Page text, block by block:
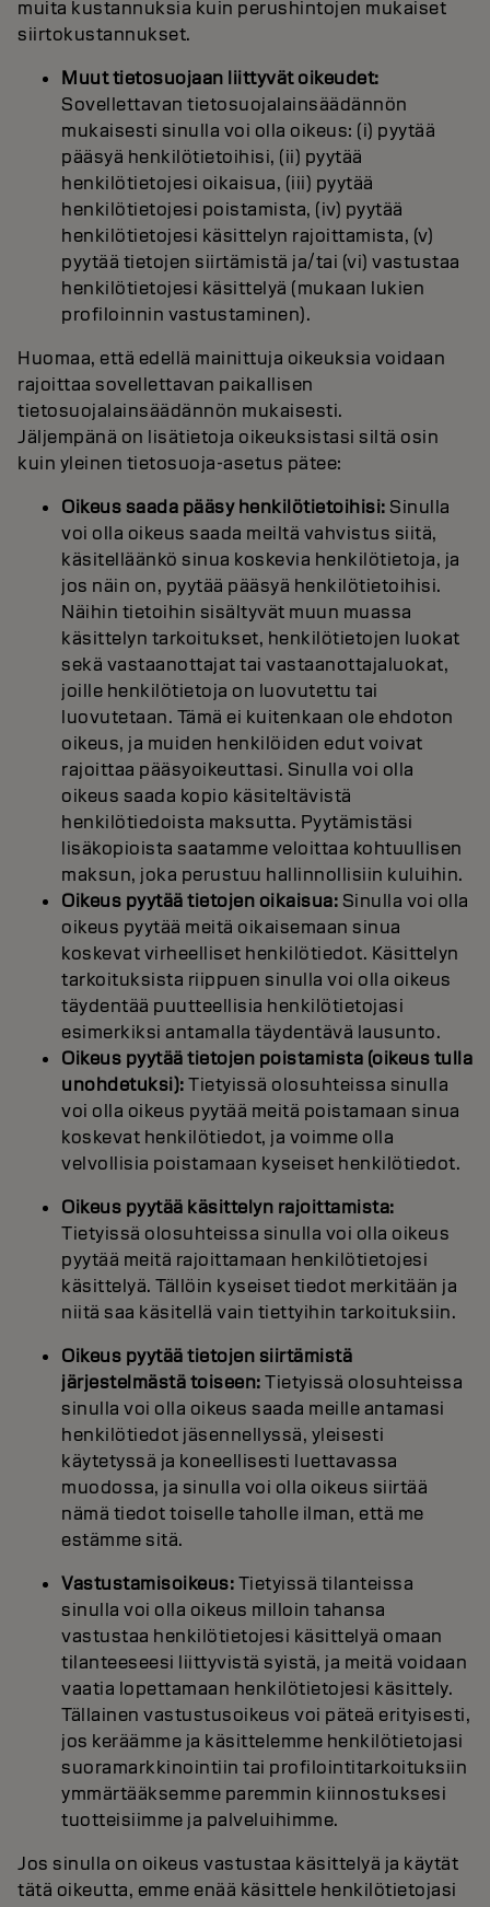
muita kustannuksia kuin perushintojen mukaiset
siirtokustannukset.
Muut tietosuojaan liittyvät oikeudet:
Sovellettavan tietosuojalainsäädännön
mukaisesti sinulla voi olla oikeus: (i) pyytää
pääsyä henkilötietoihisi, (ii) pyytää
henkilötietojesi oikaisua, (iii) pyytää
henkilötietojesi poistamista, (iv) pyytää
henkilötietojesi käsittelyn rajoittamista, (v)
pyytää tietojen siirtämistä ja/tai (vi) vastustaa
henkilötietojesi käsittelyä (mukaan lukien
profiloinnin vastustaminen).
Huomaa, että edellä mainittuja oikeuksia voidaan
rajoittaa sovellettavan paikallisen
tietosuojalainsäädännön mukaisesti.
Jäljempänä on lisätietoja oikeuksistasi siltä osin
kuin yleinen tietosuoja-asetus pätee:
Oikeus saada pääsy henkilötietoihisi:Sinulla
voi olla oikeus saada meiltä vahvistus siitä,
käsitelläänkö sinua koskevia henkilötietoja, ja
jos näin on, pyytää pääsyä henkilötietoihisi.
Näihin tietoihin sisältyvät muun muassa
käsittelyn tarkoitukset, henkilötietojen luokat
sekä vastaanottajat tai vastaanottajaluokat,
joille henkilötietoja on luovutettu tai
luovutetaan. Tämä ei kuitenkaan ole ehdoton
oikeus, ja muiden henkilöiden edut voivat
rajoittaa pääsyoikeuttasi. Sinulla voi olla
oikeus saada kopio käsiteltävistä
henkilötiedoista maksutta. Pyytämistäsi
lisäkopioista saatamme veloittaa kohtuullisen
maksun, joka perustuu hallinnollisiin kuluihin.
Oikeus pyytää tietojen oikaisua:Sinulla voi olla
oikeus pyytää meitä oikaisemaan sinua
koskevat virheelliset henkilötiedot. Käsittelyn
tarkoituksista riippuen sinulla voi olla oikeus
täydentää puutteellisia henkilötietojasi
esimerkiksi antamalla täydentävä lausunto.
Oikeus pyytää tietojen poistamista (oikeus tulla
unohdetuksi):Tietyissä olosuhteissa sinulla
voi olla oikeus pyytää meitä poistamaan sinua
koskevat henkilötiedot, ja voimme olla
velvollisia poistamaan kyseiset henkilötiedot.
Oikeus pyytää käsittelyn rajoittamista:
Tietyissä olosuhteissa sinulla voi olla oikeus
pyytää meitä rajoittamaan henkilötietojesi
käsittelyä. Tällöin kyseiset tiedot merkitään ja
niitä saa käsitellä vain tiettyihin tarkoituksiin.
Oikeus pyytää tietojen siirtämistä
järjestelmästä toiseen:Tietyissä olosuhteissa
sinulla voi olla oikeus saada meille antamasi
henkilötiedot jäsennellyssä, yleisesti
käytetyssä ja koneellisesti luettavassa
muodossa, ja sinulla voi olla oikeus siirtää
nämä tiedot toiselle taholle ilman, että me
estämme sitä.
Vastustamisoikeus:Tietyissä tilanteissa
sinulla voi olla oikeus milloin tahansa
vastustaa henkilötietojesi käsittelyä omaan
tilanteeseesi liittyvistä syistä, ja meitä voidaan
vaatia lopettamaan henkilötietojesi käsittely.
Tällainen vastustusoikeus voi päteä erityisesti,
jos keräämme ja käsittelemme henkilötietojasi
suoramarkkinointiin tai profilointitarkoituksiin
ymmärtääksemme paremmin kiinnostuksesi
tuotteisiimme ja palveluihimme.
Jos sinulla on oikeus vastustaa käsittelyä ja käytät
tätä oikeutta, emme enää käsittele henkilötietojasi